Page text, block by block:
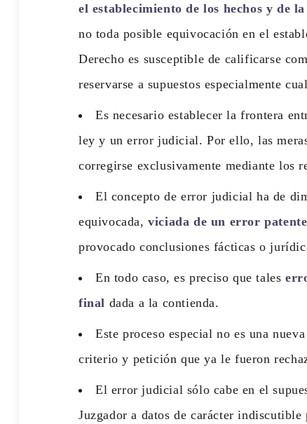
el establecimiento de los hechos y de
no toda posible equivocación en el
Derecho es susceptible de calificarse
reservarse a supuestos especialmente
Es necesario establecer la frontera
ley y un error judicial. Por ello, las
corregirse exclusivamente mediante los
El concepto de error judicial ha de
equivocada,viciada de un error patente
provocado conclusiones fácticas o
En todo caso, es preciso que tales
final dada a la contienda.
Este proceso especial no es una
criterio y petición que ya le fueron
El error judicial sólo cabe en el
Juzgador a datos de carácter